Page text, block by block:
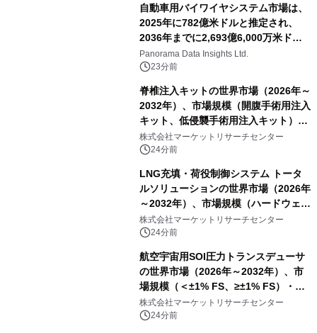
自動車用バイワイヤシステム市場は、
2025年に782億米ドルと推定され、
2036年までに2,693億6,000万米ドル
に達すると予測されており、予測期間
（2026年～2036年）
Panorama Data Insights Ltd.
23分前
脊椎注入キットの世界市場（2026年～
2032年）、市場規模（開腹手術用注入
キット、低侵襲手術用注入キット）・
分析レポートを発表
株式会社マーケットリサーチセンター
24分前
LNG充填・荷役制御システム トータ
ルソリューションの世界市場（2026年
～2032年）、市場規模（ハードウェ
ア、ソフトウェア、サービス）・分析
レポートを発表
株式会社マーケットリサーチセンター
24分前
航空宇宙用SOI圧力トランスデューサ
の世界市場（2026年～2032年）、市
場規模（＜±1% FS、≥±1% FS）・分
析レポートを発表
株式会社マーケットリサーチセンター
24分前